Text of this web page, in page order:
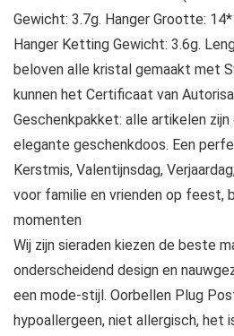
Gewicht: 3.7g. Hanger Grootte:
Hanger Ketting Gewicht: 3.6g.
beloven alle kristal gemaakt met
kunnen het Certificaat van
Geschenkpakket: alle artikelen
elegante geschenkdoos. Een
Kerstmis, Valentijnsdag,
voor familie en vrienden op feest,
momenten
Wij zijn sieraden kiezen de beste
onderscheidend design en
een mode-stijl. Oorbellen Plug
hypoallergeen, niet allergisch, het